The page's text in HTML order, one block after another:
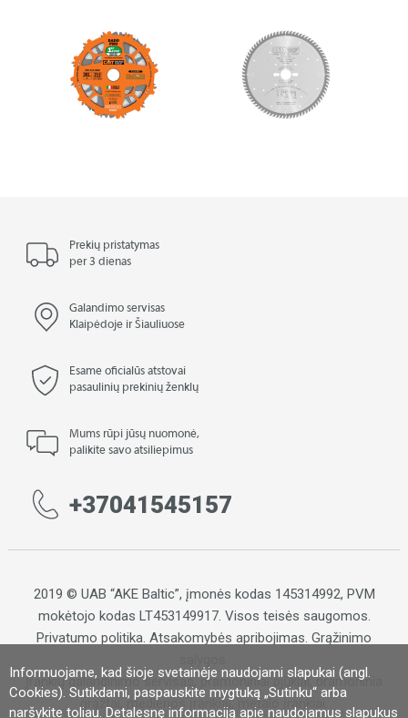
Informuojame, kad šioje svetainėje naudojami slapukai (angl.
Cookies). Sutikdami, paspauskite mygtuką „Sutinku“ arba
naršykite toliau. Detalesnę informaciją apie naudojamus slapukus
Prekių pristatymas
per 3 dienas
Galandimo servisas
Klaipėdoje ir Šiauliuose
Esame oficialūs atstovai
pasaulinių prekinių ženklų
Mums rūpi jūsų nuomonė,
palikite savo atsiliepimus
+37041545157
2019 © UAB “AKE Baltic”, įmonės kodas 145314992, PVM
mokėtojo kodas LT453149917. Visos teisės saugomos.
Privatumo politika. Atsakomybės apribojimas. Grąžinimo
Įrankių galandinimo servisas, pramoniniai pjūklai, pramoninia
grąžtai, medienos įrankiai, metalo įrankiai.